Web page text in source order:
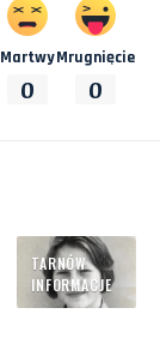
Martwy
0
Mrugnięcie
0
TARNÓW
INFORMACJE